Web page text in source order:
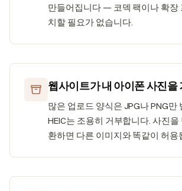
만들어집니다 — 코덱 팩이나 확장
치할 필요가 없습니다.
웹사이트가 내 아이폰 사진을
많은 업로드 양식은 JPG나 PNG만
HEIC는 조용히 거부합니다. 사진을
환하면 다른 이미지와 똑같이 허용